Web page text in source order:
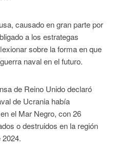
causado en gran parte por
a los estrategas
sobre la forma en que
naval en el futuro.
de Reino Unido declaró
de Ucrania había
el Mar Negro, con 26
o destruidos en la región